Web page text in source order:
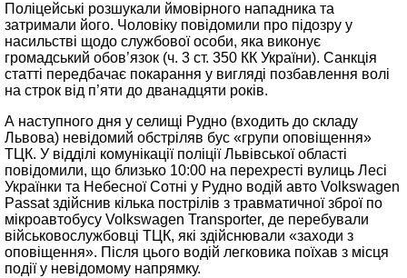
Поліцейські розшукали ймовірного нападника та
затримали його. Чоловіку повідомили про підозру у
насильстві щодо службової особи, яка виконує
громадський обов’язок (ч. 3 ст. 350 КК України). Санкція
статті передбачає покарання у вигляді позбавлення волі
на строк від п’яти до дванадцяти років.
А наступного дня у селищі Рудно (входить до складу
Львова) невідомий обстріляв бус «групи оповіщення»
ТЦК. У відділі комунікації поліції Львівської області
повідомили, що близько 10:00 на перехресті вулиць Лесі
Українки та Небесної Сотні у Рудно водій авто Volkswagen
Passat здійснив кілька пострілів з травматичної зброї по
мікроавтобусу Volkswagen Transporter, де перебували
військовослужбовці ТЦК, які здійснювали «заходи з
оповіщення». Після цього водій легковика поїхав з місця
події у невідомому напрямку.